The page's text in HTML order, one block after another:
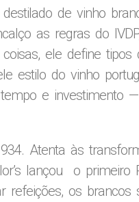
de vinho
as regras do
ele define
estilo do vinho
e investimento
Atenta às
lançou o primeiro
refeições, os